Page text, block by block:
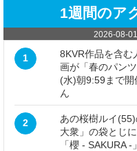
1週間のア
2026-08-01
1
8KVR作品を含む
画が「春のパン
(水)朝9:59まで開
ん
2
あの桜樹ルイ
大衆」の袋とじ
「櫻 - SAKURA